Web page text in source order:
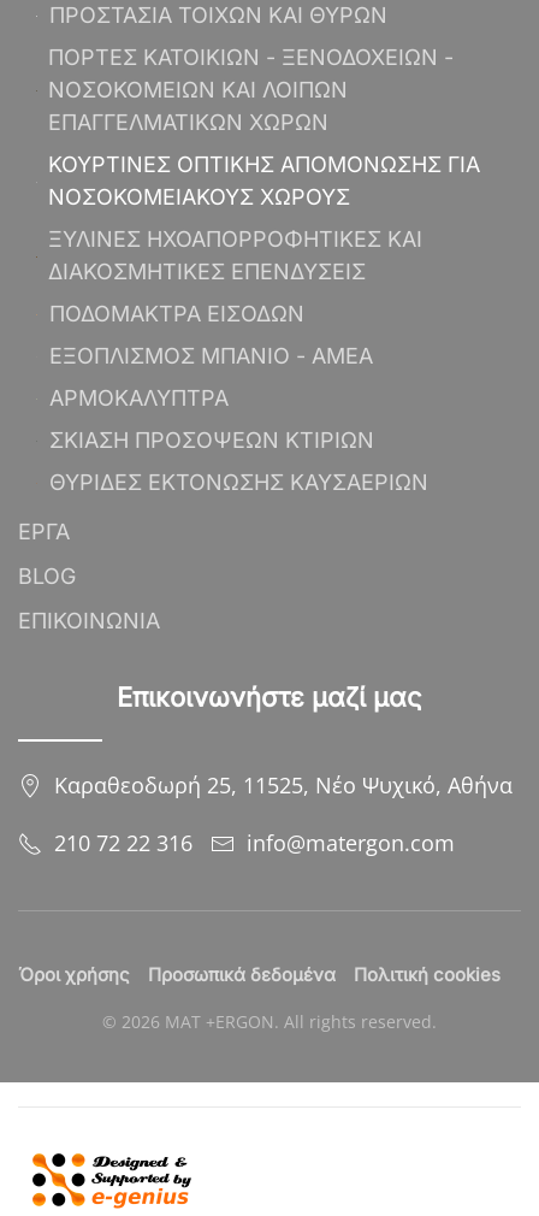
ΠΡΟΣΤΑΣΙΑ ΤΟΙΧΩΝ ΚΑΙ ΘΥΡΩΝ
ΠΟΡΤΕΣ ΚΑΤΟΙΚΙΩΝ - ΞΕΝΟΔΟΧΕΙΩΝ -
ΝΟΣΟΚΟΜΕΙΩΝ ΚΑΙ ΛΟΙΠΩΝ
ΕΠΑΓΓΕΛΜΑΤΙΚΩΝ ΧΩΡΩΝ
ΚΟΥΡΤΙΝΕΣ ΟΠΤΙΚΗΣ ΑΠΟΜΟΝΩΣΗΣ ΓΙΑ
ΝΟΣΟΚΟΜΕΙΑΚΟΥΣ ΧΩΡΟΥΣ
ΞΥΛΙΝΕΣ ΗΧΟΑΠΟΡΡΟΦΗΤΙΚΕΣ ΚΑΙ
ΔΙΑΚΟΣΜΗΤΙΚΕΣ ΕΠΕΝΔΥΣΕΙΣ
ΠΟΔΟΜΑΚΤΡΑ ΕΙΣΟΔΩΝ
ΕΞΟΠΛΙΣΜΟΣ ΜΠΑΝΙΟ - ΑΜΕΑ
ΑΡΜΟΚΑΛΥΠΤΡΑ
ΣΚΙΑΣΗ ΠΡΟΣΟΨΕΩΝ ΚΤΙΡΙΩΝ
ΘΥΡΙΔΕΣ ΕΚΤΟΝΩΣΗΣ ΚΑΥΣΑΕΡΙΩΝ
ΕΡΓΑ
BLOG
ΕΠΙΚΟΙΝΩΝΙΑ
Επικοινωνήστε μαζί μας
Καραθεοδωρή 25, 11525, Νέο Ψυχικό, Αθήνα
210 72 22 316
info@matergon.com
Όροι χρήσης Προσωπικά δεδομένα Πολιτική cookies
© 2026 MAT +ERGON. All rights reserved.